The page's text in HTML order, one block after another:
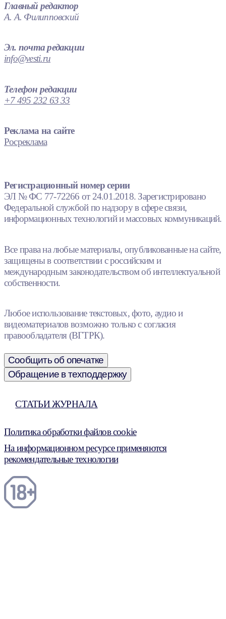
Главный редактор
А. А. Филипповский
Эл. почта редакции
info@vesti.ru
Телефон редакции
+7 495 232 63 33
Реклама на сайте
Росреклама
Регистрационный номер серии
ЭЛ № ФС 77-72266 от 24.01.2018. Зарегистрировано
Федеральной службой по надзору в сфере связи,
информационных технологий и массовых коммуникаций.
Все права на любые материалы, опубликованные на сайте,
защищены в соответствии с российским и
международным законодательством об интеллектуальной
собственности.
Любое использование текстовых, фото, аудио и
видеоматериалов возможно только с согласия
правообладателя (ВГТРК).
Сообщить об опечатке
Обращение в техподдержку
СТАТЬИ ЖУРНАЛА
Политика обработки файлов cookie
На информационном ресурсе применяются
рекомендательные технологии